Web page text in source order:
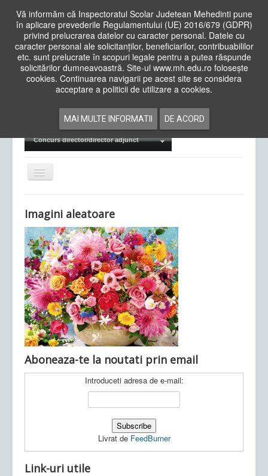
Vă informăm că Inspectoratul Scolar Judetean Mehedinti pune
în aplicare prevederile Regulamentului (UE) 2016/679 (GDPR)
privind prelucrarea datelor cu caracter personal. Datele cu
caracter personal ale solicitanților, beneficiarilor, contribuabililor
etc. sunt prelucrate în scopuri legale pentru a putea răspunde
solicitărilor dumneavoastră. Site-ul www.mh.edu.ro folosește
cookies. Continuarea navigarii pe acest site se considera
acceptare a politicii de utilizare a cookies.
MAI MULTE INFORMATII DE ACORD
Cauta
in
siteAcasa Cadre Didactice
Examene Naționale
Concurs director/director adjunct
Comută
navigarea
Ultimele articole: Vi, 04.11.2022 -Inspectoratul Școlar
Județean Mehedinți
Imagini aleatoare
Aboneaza-te la noutati prin email
Introduceti adresa de e-mail:
Livrat de FeedBurner
Link-uri utile